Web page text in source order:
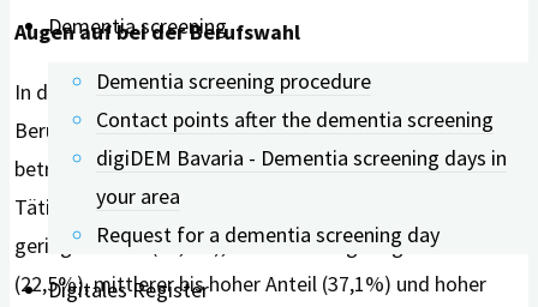
Dementia screening
Dementia screening procedure
Contact points after the dementia screening
digiDEM Bavaria - Dementia screening days in
your area
Request for a dementia screening day
Digitales Register
Shutterstock
Augen auf bei der Berufswahl
In der Studie wurden 305 verschiedene
Berufe der 7.004 Teilnehmenden
betrachtet und anhand des Anteils routinemäßiger
Tätigkeiten in vier verschiedene Kategorien eingeteilt:
geringer Anteil (20,4%), mittlerer bis geringer Anteil
(22,5%), mittlerer bis hoher Anteil (37,1%) und hoher